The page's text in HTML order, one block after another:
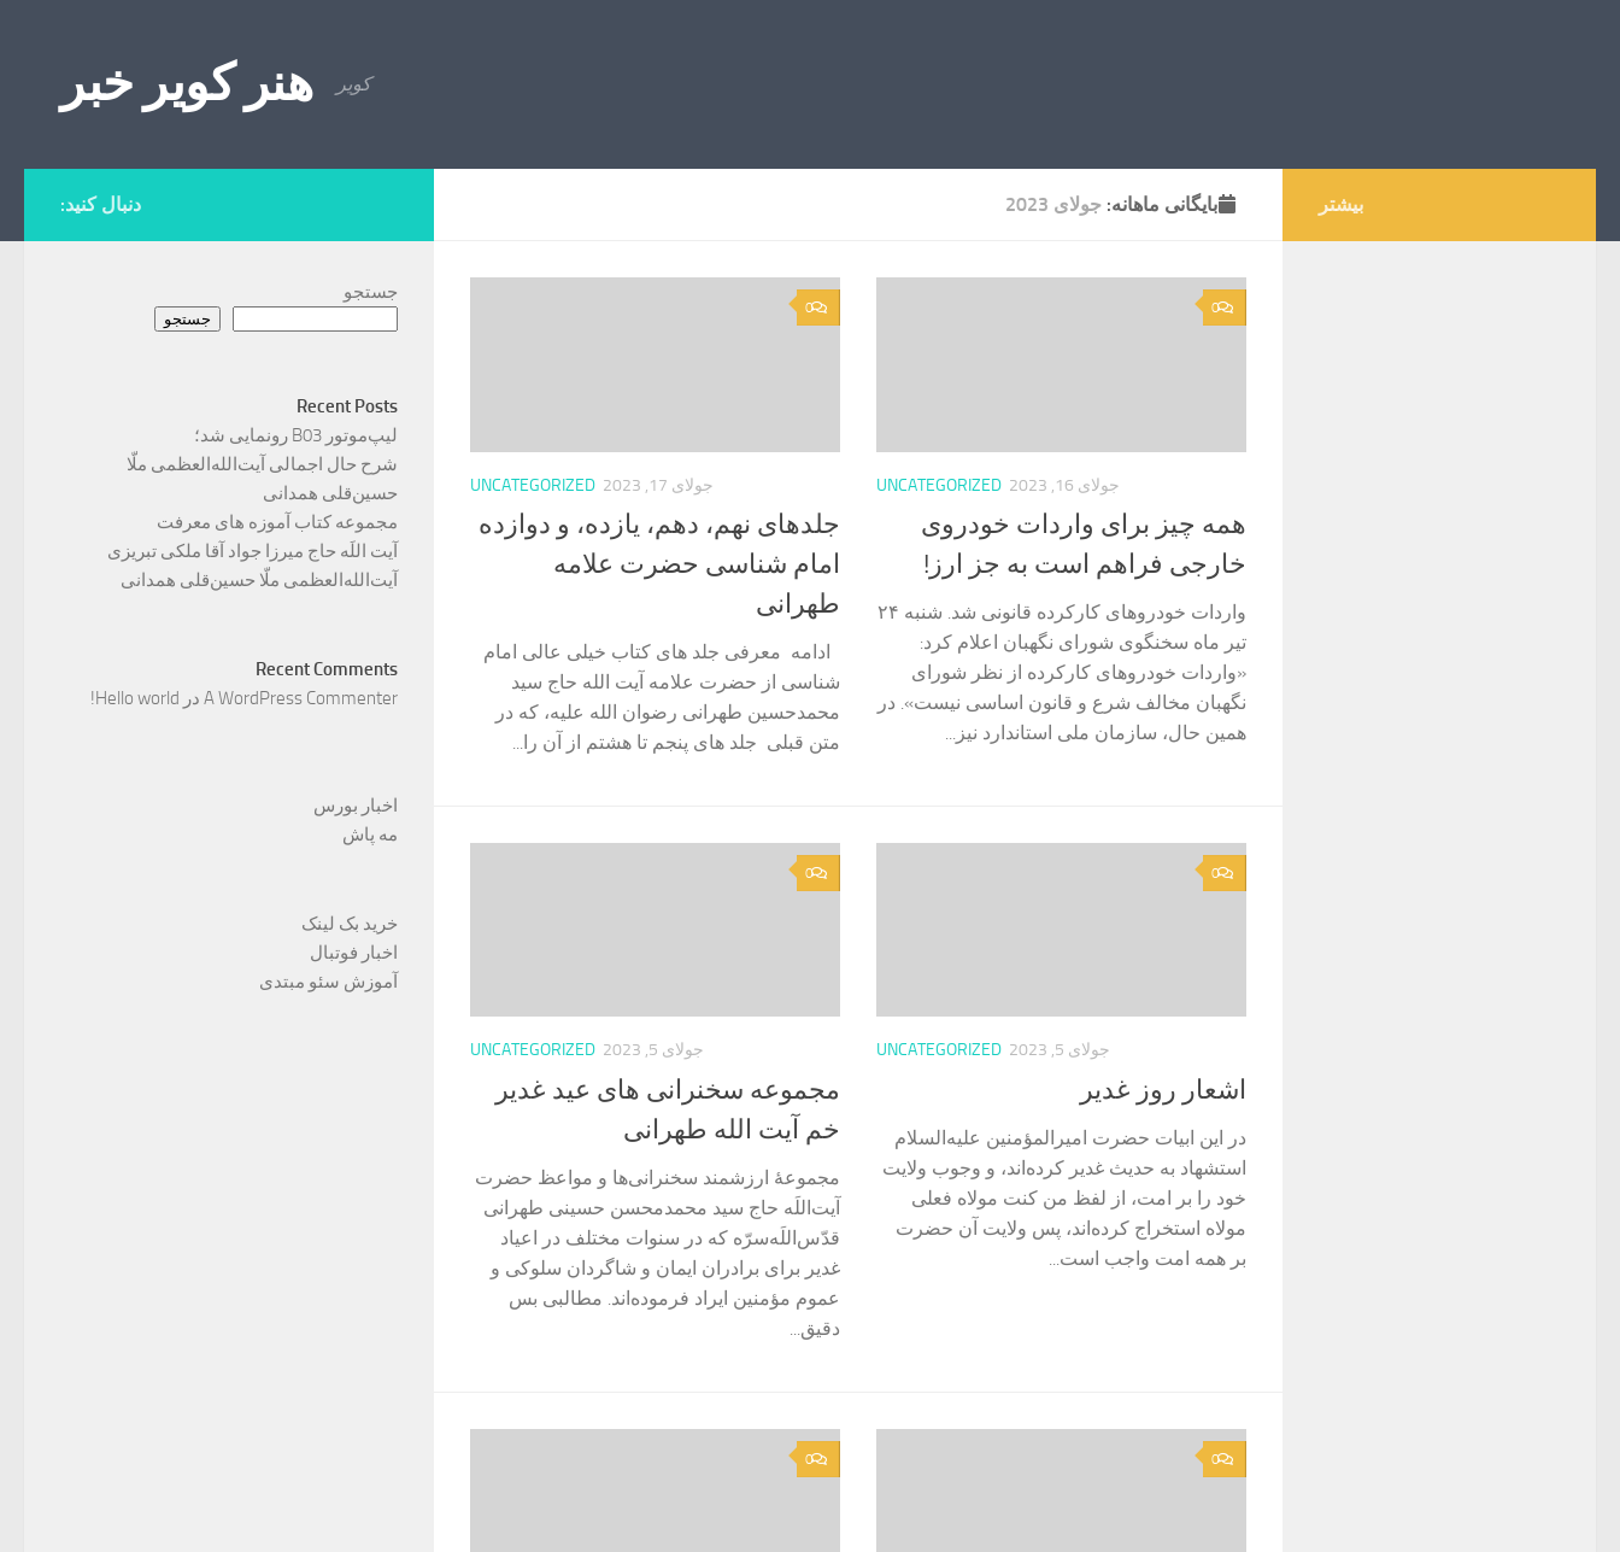
هنر کویر خبر کویر
بایگانی‌ ماهانه: جولای 2023
0
UNCATEGORIZED جولای 17, 2023
جلدهای نهم، دهم، یازده، و دوازده
امام شناسی حضرت علامه
طهرانی
ادامه معرفی جلد های کتاب خیلی عالی امام
شناسی از حضرت علامه آیت الله حاج سید
محمدحسین طهرانی رضوان الله علیه، که در
متن قبلی جلد های پنجم تا هشتم از آن را...
0
UNCATEGORIZED جولای 16, 2023
همه چیز برای واردات خودروی
خارجی فراهم است به جز ارز!
واردات خودروهای کارکرده قانونی شد. شنبه ۲۴
تیر ماه سخنگوی شورای نگهبان اعلام کرد:
«واردات خودروهای کارکرده از نظر شورای
نگهبان مخالف شرع و قانون اساسی نیست». در
همین حال، سازمان ملی استاندارد نیز...
0
UNCATEGORIZED جولای 5, 2023
مجموعه سخنرانی های عید غدیر
خم آیت الله طهرانی
مجموعۀ ارزشمند سخنرانی‌ها و مواعظ حضرت
آیت‌اللَه حاج سید محمدمحسن حسینی طهرانی
قدّس‌اللَه‌سرّه که در سنوات مختلف در اعیاد
غدیر برای برادران ایمان و شاگردان سلوکی و
عموم مؤمنین ایراد فرموده‌اند. مطالبی بس
دقیق...
0
UNCATEGORIZED جولای 5, 2023
اشعار روز غدیر
در این ابیات حضرت امیرالمؤمنین علیه‌السلام
استشهاد به حدیث غدیر کرده‌اند، و وجوب ولایت
خود را بر امت، از لفظ من کنت مولاه فعلى
مولاه استخراج کرده‌اند، پس ولایت آن حضرت
بر همه امت واجب است...
0 0
دنبال کنید:
جستجو
جستجو
Recent Posts
لیپ‌موتور B03 رونمایی شد؛
شرح حال اجمالی آیت‌الله‌العظمی ملّا
حسین‌قلی همدانی
مجموعه کتاب آموزه های معرفت
آیت اللَه حاج میرزا جواد آقا ملکی تبریزی
آیت‌الله‌العظمی ملّا حسین‌قلی همدانی
Recent Comments
A WordPress Commenter در Hello world!
اخبار بورس
مه پاش
خرید بک لینک
اخبار فوتبال
آموزش سئو مبتدی
بیشتر